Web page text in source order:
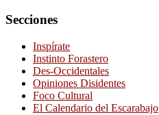
Secciones
Inspírate
Instinto Forastero
Des-Occidentales
Opiniones Disidentes
Foco Cultural
El Calendario del Escarabajo